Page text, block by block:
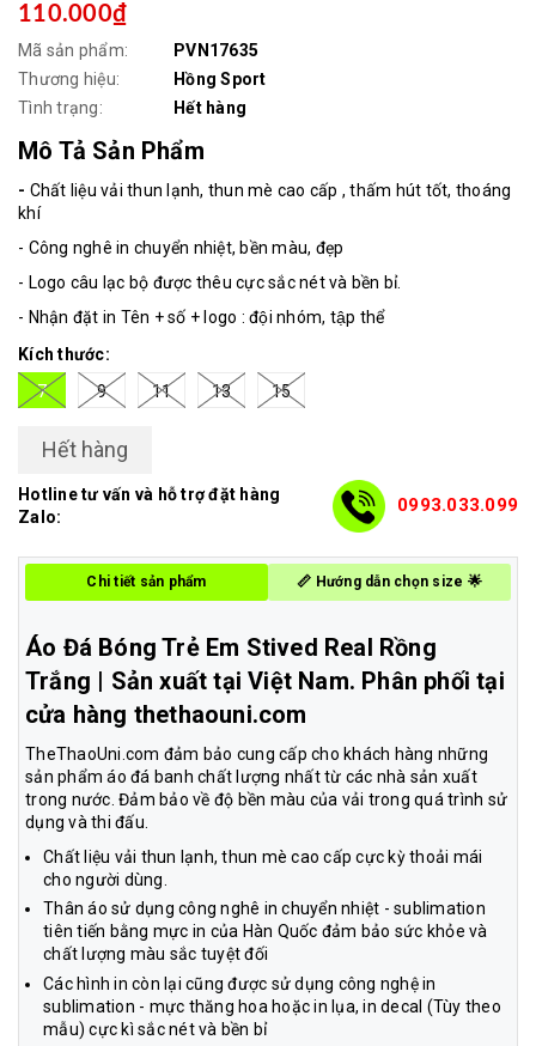
110.000₫
Mã sản phẩm:
PVN17635
Thương hiệu:
Hồng Sport
Tình trạng:
Hết hàng
Mô Tả Sản Phẩm
- Chất liệu vải thun lạnh, thun mè cao cấp , thấm hút tốt, thoáng
khí
- Công nghê in chuyển nhiệt, bền màu, đẹp
- Logo câu lạc bộ được thêu cực sắc nét và bền bỉ.
- Nhận đặt in Tên + số + logo : đội nhóm, tập thể
Kích thước:
7
9 11 13 15
Hết hàng
Hotline tư vấn và hỗ trợ đặt hàng
Zalo:
0993.033.099
Chi tiết sản phẩm 📏 Hướng dẫn chọn size 🌟
Áo Đá Bóng Trẻ Em Stived Real Rồng
Trắng | Sản xuất tại Việt Nam. Phân phối tại
cửa hàng thethaouni.com
TheThaoUni.com đảm bảo cung cấp cho khách hàng những
sản phẩm áo đá banh chất lượng nhất từ các nhà sản xuất
trong nước. Đảm bảo về độ bền màu của vải trong quá trình sử
dụng và thi đấu.
Chất liệu vải thun lạnh, thun mè cao cấp cực kỳ thoải mái
cho người dùng.
Thân áo sử dụng công nghê in chuyển nhiệt - sublimation
tiên tiến bằng mực in của Hàn Quốc đảm bảo sức khỏe và
chất lượng màu sắc tuyệt đối
Các hình in còn lại cũng được sử dụng công nghệ in
sublimation - mực thăng hoa hoặc in lụa, in decal (Tùy theo
mẫu) cực kì sắc nét và bền bỉ